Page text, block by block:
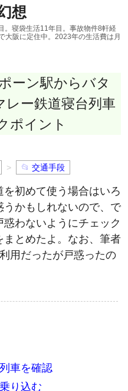
想
。寝袋生活11年目。事故物件8軒経
大阪に定住中。2023年の生活費は月
ー鉄道寝台列車
ポイント
初めて使う場合はいろ
うかもしれないので、で
惑わないようにチェック
まとめたよ。なお、筆者
用だったが戸惑ったの
車を確認
り込む